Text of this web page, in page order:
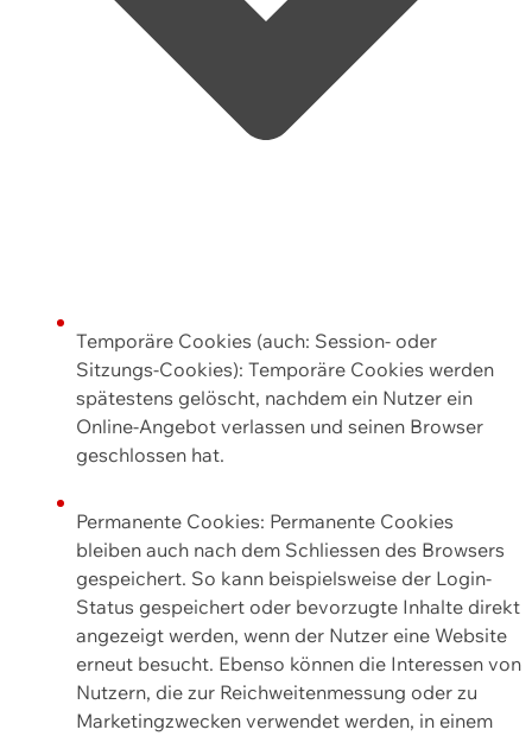
Temporäre Cookies (auch: Session- oder
Sitzungs-Cookies): Temporäre Cookies werden
spätestens gelöscht, nachdem ein Nutzer ein
Online-Angebot verlassen und seinen Browser
geschlossen hat.
Permanente Cookies: Permanente Cookies
bleiben auch nach dem Schliessen des Browsers
gespeichert. So kann beispielsweise der Login-
Status gespeichert oder bevorzugte Inhalte direkt
angezeigt werden, wenn der Nutzer eine Website
erneut besucht. Ebenso können die Interessen von
Nutzern, die zur Reichweitenmessung oder zu
Marketingzwecken verwendet werden, in einem